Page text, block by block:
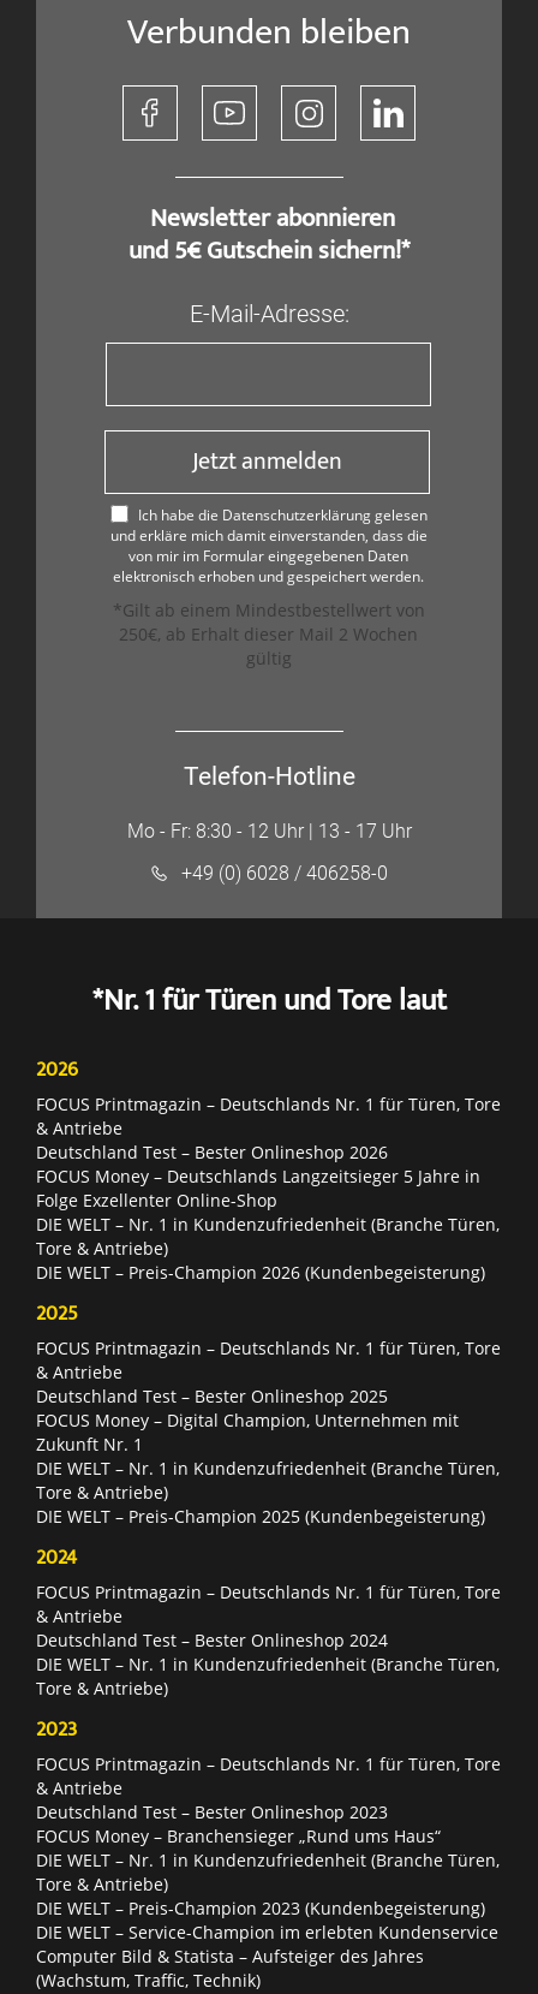
Verbunden bleiben
​ Newsletter abonnieren
und 5€ Gutschein sichern!*
E-Mail-Adresse:
Jetzt anmelden
Ich habe die Datenschutzerklärung gelesen
und erkläre mich damit einverstanden, dass die
von mir im Formular eingegebenen Daten
elektronisch erhoben und gespeichert werden.
*Gilt ab einem Mindestbestellwert von
250€, ab Erhalt dieser Mail 2 Wochen
gültig
Telefon-Hotline
Mo - Fr: 8:30 - 12 Uhr | 13 - 17 Uhr
+49 (0) 6028 / 406258-0
*Nr. 1 für Türen und Tore laut
2026
FOCUS Printmagazin – Deutschlands Nr. 1 für Türen, Tore
& Antriebe
Deutschland Test – Bester Onlineshop 2026
FOCUS Money – Deutschlands Langzeitsieger 5 Jahre in
Folge Exzellenter Online-Shop
DIE WELT – Nr. 1 in Kundenzufriedenheit (Branche Türen,
Tore & Antriebe)
DIE WELT – Preis-Champion 2026 (Kundenbegeisterung)
2025
FOCUS Printmagazin – Deutschlands Nr. 1 für Türen, Tore
& Antriebe
Deutschland Test – Bester Onlineshop 2025
FOCUS Money – Digital Champion, Unternehmen mit
Zukunft Nr. 1
DIE WELT – Nr. 1 in Kundenzufriedenheit (Branche Türen,
Tore & Antriebe)
DIE WELT – Preis-Champion 2025 (Kundenbegeisterung)
2024
FOCUS Printmagazin – Deutschlands Nr. 1 für Türen, Tore
& Antriebe
Deutschland Test – Bester Onlineshop 2024
DIE WELT – Nr. 1 in Kundenzufriedenheit (Branche Türen,
Tore & Antriebe)
2023
FOCUS Printmagazin – Deutschlands Nr. 1 für Türen, Tore
& Antriebe
Deutschland Test – Bester Onlineshop 2023
FOCUS Money – Branchensieger „Rund ums Haus“
DIE WELT – Nr. 1 in Kundenzufriedenheit (Branche Türen,
Tore & Antriebe)
DIE WELT – Preis-Champion 2023 (Kundenbegeisterung)
DIE WELT – Service-Champion im erlebten Kundenservice
Computer Bild & Statista – Aufsteiger des Jahres
(Wachstum, Traffic, Technik)